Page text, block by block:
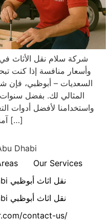
شركة سلام نقل الأثاث
وأسعار منافسة إذا كنت
السعديات – أبوظبي، فإن
المثالي لك. بفضل
واستخدامنا لأفضل أدوات
آمنة، سريعة، وخالية من القلق سواء […]
Dhabi
Our Services
Movers In Abu Dhabi نقل اثاث أبوظبي
Movers In Abu Dhabi نقل اثاث أبوظبي
contact-us/